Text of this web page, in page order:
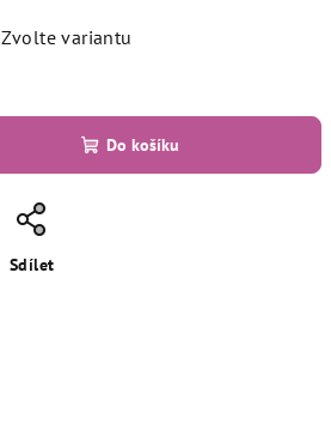
Zvolte variantu
Do košíku
Sdílet